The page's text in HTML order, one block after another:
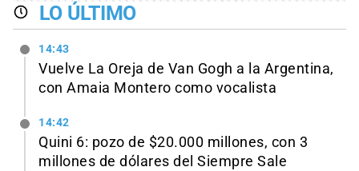
LO ÚLTIMO
14:43
Vuelve La Oreja de Van Gogh a la Argentina,
con Amaia Montero como vocalista
14:42
Quini 6: pozo de $20.000 millones, con 3
millones de dólares del Siempre Sale